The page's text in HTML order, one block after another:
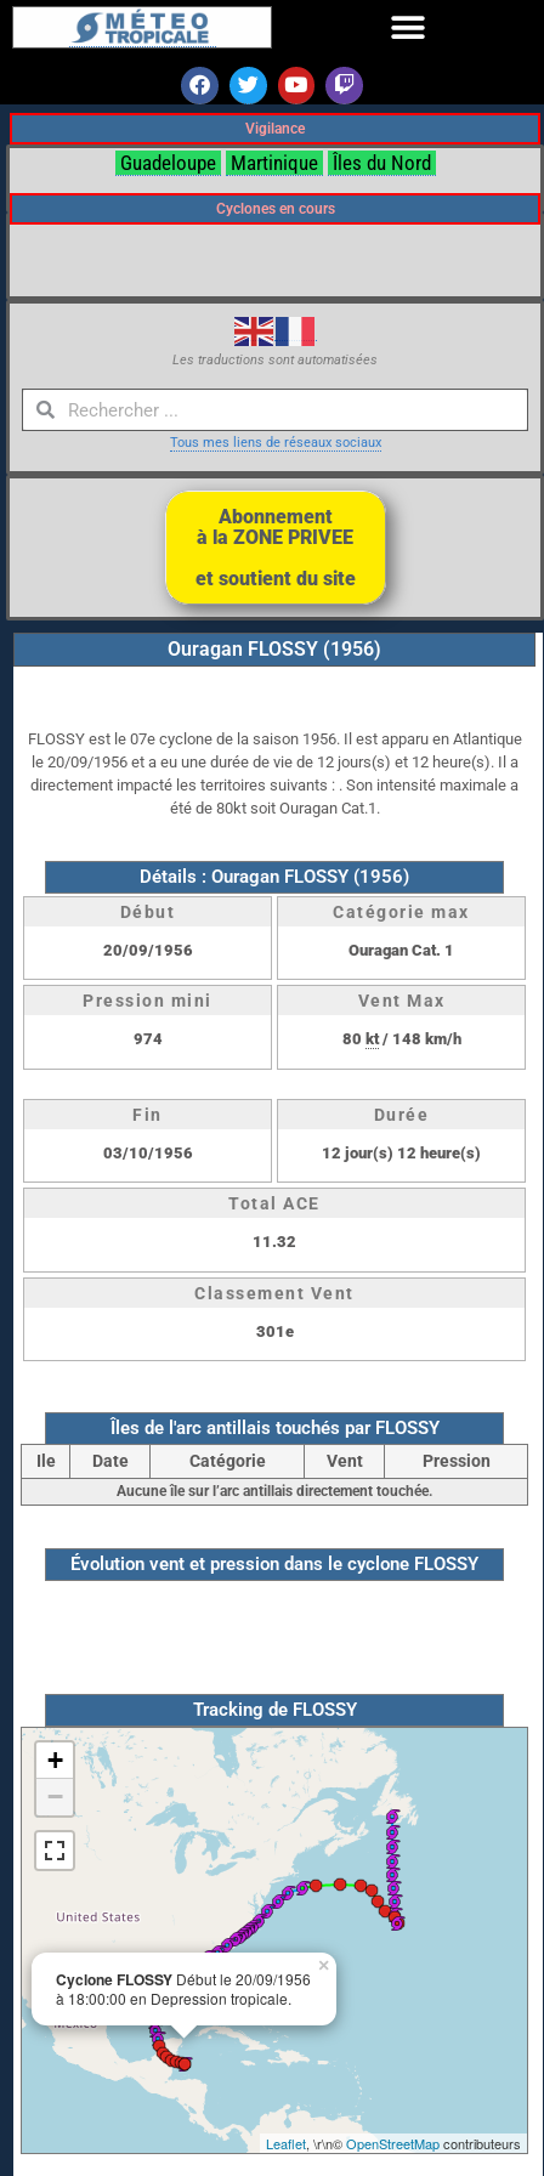
Vigilance
Guadeloupe Martinique Îles du Nord
Cyclones en cours
Les traductions sont automatisées
Tous mes liens de réseaux sociaux
Abonnement
à la ZONE PRIVEE
et soutient du site
Ouragan FLOSSY (1956)
FLOSSY est le 07e cyclone de la saison 1956. Il est apparu en Atlantique
le 20/09/1956 et a eu une durée de vie de 12 jours(s) et 12 heure(s). Il a
directement impacté les territoires suivants : . Son intensité maximale a
été de 80kt soit Ouragan Cat.1.
Détails : Ouragan FLOSSY (1956)
Début
20/09/1956
Catégorie max
Ouragan Cat. 1
Pression mini
974
Vent Max
80 kt/ 148 km/h
Fin
03/10/1956
Durée
12 jour(s) 12 heure(s)
Total ACE
11.32
Classement Vent
301e
Îles de l'arc antillais touchés par FLOSSY
Ile Date Catégorie Vent Pression
Aucune île sur l’arc antillais directement touchée.
Évolution vent et pression dans le cyclone FLOSSY
Tracking de FLOSSY
Cyclone FLOSSY Début le 20/09/1956
à 18:00:00 en Depression tropicale.
×
+
−
Leaflet, \r\n©OpenStreetMapcontributeurs